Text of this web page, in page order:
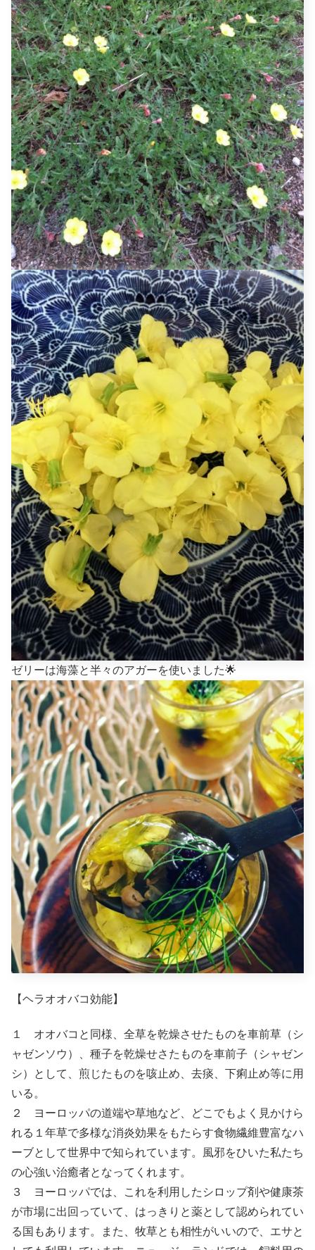
ゼリーは海藻と半々のアガーを使いました🌟
【ヘラオオバコ効能】
１ オオバコと同様、全草を乾燥させたものを車前草（シ
ャゼンソウ）、種子を乾燥せさたものを車前子（シャゼン
シ）として、煎じたものを咳止め、去痰、下痢止め等に用
いる。
２ ヨーロッパの道端や草地など、どこでもよく見かけら
れる１年草で多様な消炎効果をもたらす食物繊維豊富なハ
ーブとして世界中で知られています。風邪をひいた私たち
の心強い治癒者となってくれます。
３ ヨーロッパでは、これを利用したシロップ剤や健康茶
が市場に出回っていて、はっきりと薬として認められてい
る国もあります。また、牧草とも相性がいいので、エサと